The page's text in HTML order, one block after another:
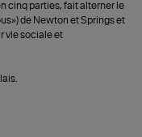
cinq parties, fait alterner le
de Newton et Springs et
vie sociale et